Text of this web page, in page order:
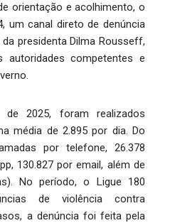
orientação e acolhimento, o
um canal direto de denúncia
presidenta Dilma Rousseff,
autoridades competentes e
2025, foram realizados
média de 2.895 por dia. Do
por telefone, 26.378
130.827 por email, além de
No período, o Ligue 180
de violência contra
a denúncia foi feita pela